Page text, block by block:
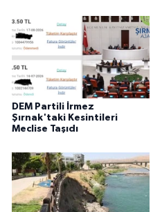
DEM Partili İrmez
Şırnak'taki Kesintileri
Meclise Taşıdı